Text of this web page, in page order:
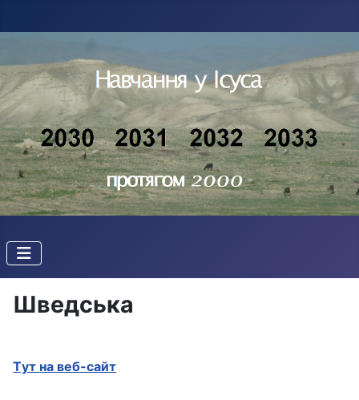
Шведська
Tут на веб-сайт